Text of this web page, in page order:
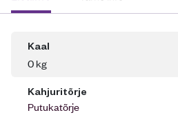
Kaal
0 kg
Kahjuritõrje
Putukatõrje